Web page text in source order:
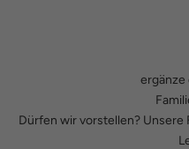
ergänze
Dürfen wir vorstellen?